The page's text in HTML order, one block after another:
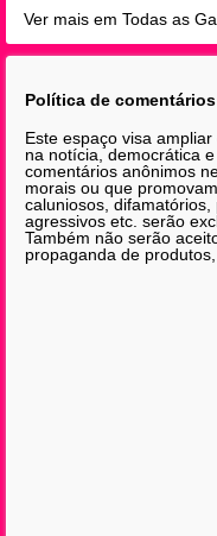
Ver mais em Todas as
Política de comentários
Este espaço visa
na notícia, democrática
comentários anônimos
morais ou que
caluniosos,
agressivos etc. serão
Também não serão
propaganda de